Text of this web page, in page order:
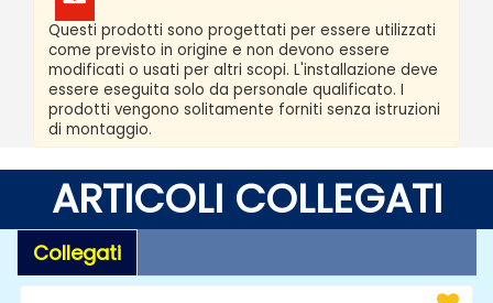
Questi prodotti sono progettati per essere utilizzati
come previsto in origine e non devono essere
modificati o usati per altri scopi. L'installazione deve
essere eseguita solo da personale qualificato. I
prodotti vengono solitamente forniti senza istruzioni
di montaggio.
ARTICOLI COLLEGATI
Collegati